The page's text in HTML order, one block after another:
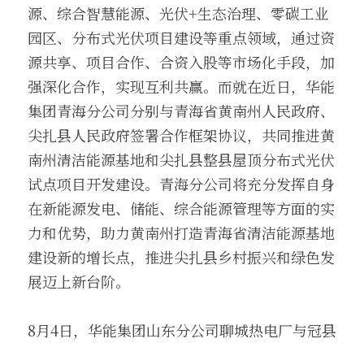
源、综合智慧能源、光伏+生态治理、零碳工业
园区、分布式光伏项目建设等重点领域，通过资
源共享、项目合作、合资入股等市场化手段，加
强深化合作，实现互利共赢。而就在近日，华能
集团青海分公司分别与青海省黄南州人民政府、
尖扎县人民政府签署合作框架协议，共同推进黄
南州清洁能源基地和尖扎县整县屋顶分布式光伏
试点项目开发建设。青海分公司将充分发挥自身
在新能源发电、储能、综合能源管理等方面的实
力和优势，助力黄南州打造青海省清洁能源基地
建设新的增长点，推进尖扎县乡村振兴和绿色发
展迈上新台阶。
8月4日，华能集团山东分公司聊城热电厂与冠县